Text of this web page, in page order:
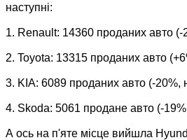
наступні:
1. Renault: 14360 проданих авто (-
2. Toyota: 13315 проданих авто
3. KIA: 6089 проданих авто (-20%,
4. Skoda: 5061 продане авто (-
А ось на п'яте місце вийшла